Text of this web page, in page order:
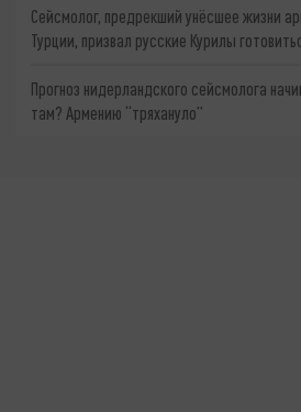
Сейсмолог, предрекший унёсшее жизни
Турции, призвал русские Курилы
Прогноз нидерландского сейсмолога
там? Армению “тряхануло”